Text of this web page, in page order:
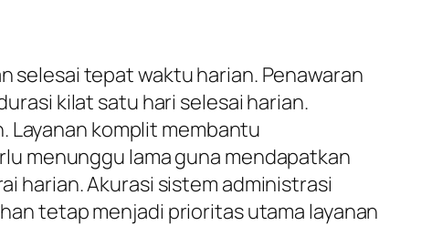
selesai tepat waktu harian. Penawaran
kilat satu hari selesai harian.
Layanan komplit membantu
menunggu lama guna mendapatkan
harian. Akurasi sistem administrasi
tetap menjadi prioritas utama layanan